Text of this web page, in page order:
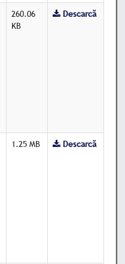
260.06
KB
Descarcă
1.25 MB Descarcă